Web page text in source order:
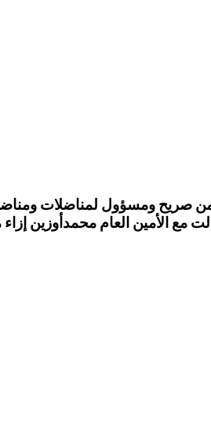
صريح ومسؤول لمناضلات
مع الأمين العام محمدأوزين